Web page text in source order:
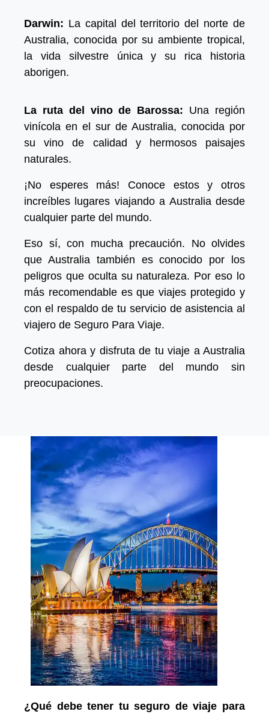
Darwin: La capital del territorio del norte de
Australia, conocida por su ambiente tropical,
la vida silvestre única y su rica historia
aborigen.
La ruta del vino de Barossa: Una región
vinícola en el sur de Australia, conocida por
su vino de calidad y hermosos paisajes
naturales.
¡No esperes más! Conoce estos y otros
increíbles lugares viajando a Australia desde
cualquier parte del mundo.
Eso sí, con mucha precaución. No olvides
que Australia también es conocido por los
peligros que oculta su naturaleza. Por eso lo
más recomendable es que viajes protegido y
con el respaldo de tu servicio de asistencia al
viajero de Seguro Para Viaje.
Cotiza ahora y disfruta de tu viaje a Australia
desde cualquier parte del mundo sin
preocupaciones.
¿Qué debe tener tu seguro de viaje para